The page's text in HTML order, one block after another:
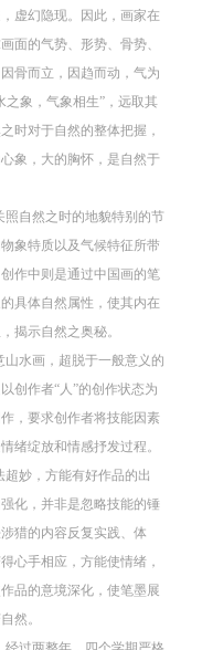
， 虚幻隐现。 因此 ， 画家在
面的气势、 形势、 骨势、
因骨而立， 因趋而动 ， 气为
之象 ， 气象相生”， 远取其
时对于自然的整体把握，
象 ， 大的胸怀 ， 是自然于
照自然之时的地貌特别的节
象特质以及气候特征所带
作中则是通过中国画的笔
具体自然属性，使其内在
揭示自然之奥秘。
山水画 ， 超脱于一般意义的
创作者“人”的创作状态为
， 要求创作者将技能因素
绪绽放和情感抒发过程。
超妙 ， 方能有好作品的出
化 ， 并非是忽略技能的锤
猎的内容反复实践、 体
心手相应 ， 方能使情绪 ，
作品的意境深化 ，使笔墨展
然。